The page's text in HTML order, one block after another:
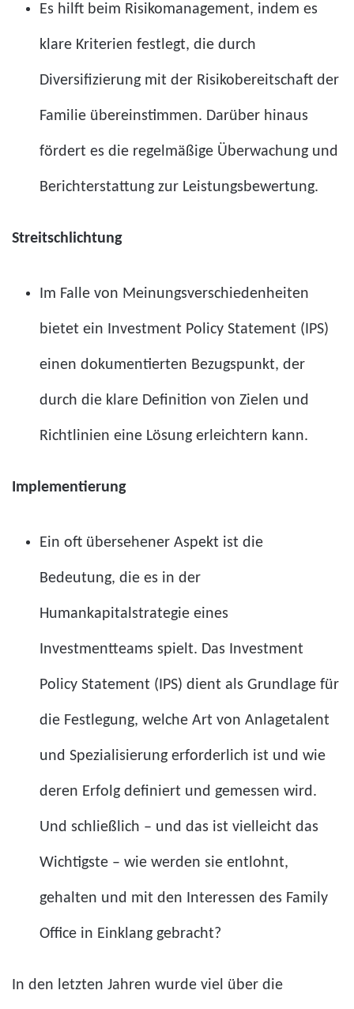
Es hilft beim Risikomanagement, indem es
klare Kriterien festlegt, die durch
Diversifizierung mit der Risikobereitschaft der
Familie übereinstimmen. Darüber hinaus
fördert es die regelmäßige Überwachung und
Berichterstattung zur Leistungsbewertung.
Streitschlichtung
Im Falle von Meinungsverschiedenheiten
bietet ein Investment Policy Statement (IPS)
einen dokumentierten Bezugspunkt, der
durch die klare Definition von Zielen und
Richtlinien eine Lösung erleichtern kann.
Implementierung
Ein oft übersehener Aspekt ist die
Bedeutung, die es in der
Humankapitalstrategie eines
Investmentteams spielt. Das Investment
Policy Statement (IPS) dient als Grundlage für
die Festlegung, welche Art von Anlagetalent
und Spezialisierung erforderlich ist und wie
deren Erfolg definiert und gemessen wird.
Und schließlich – und das ist vielleicht das
Wichtigste – wie werden sie entlohnt,
gehalten und mit den Interessen des Family
Office in Einklang gebracht?
In den letzten Jahren wurde viel über die